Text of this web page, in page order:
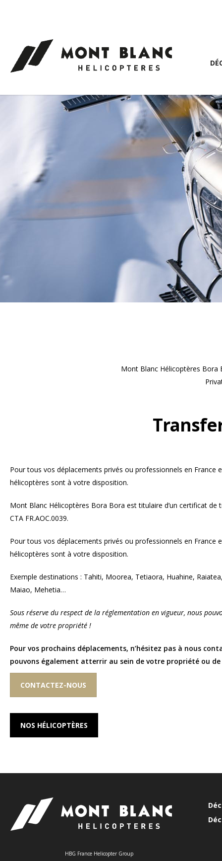
Mont Blanc Hélicoptères Bora
Pour tous vos déplacements privés ou professionnels en France
hélicoptères sont à votre disposition.
Mont Blanc Hélicoptères Bora Bora est titulaire d’un certificat de
CTA FR.AOC.0039.
Pour tous vos déplacements privés ou professionnels en France
hélicoptères sont à votre disposition.
Exemple destinations : Tahiti, Moorea, Tetiaora, Huahine,
Maiao, Mehetia…
Sous réserve du respect de la réglementation en vigueur, nous
même de votre propriété !
Pour vos prochains déplacements, n’hésitez pas à nous
pouvons également atterrir au sein de votre propriété ou
CONTACTEZ-NOUS
NOS HÉLICOPTÈRES
HBG France Helicopter Group